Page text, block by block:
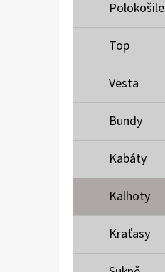
Polokošile
Top
Vesta
Bundy
Kabáty
Kalhoty
Kraťasy
MUSTANG PÁSEK